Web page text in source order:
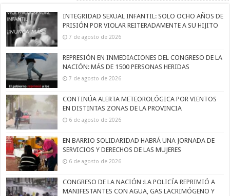
INTEGRIDAD SEXUAL INFANTIL: SOLO OCHO AÑOS DE
PRISIÓN POR VIOLAR REITERADAMENTE A SU HIJITO
7 de agosto de 2026
REPRESIÓN EN INMEDIACIONES DEL CONGRESO DE LA
NACIÓN: MÁS DE 1500 PERSONAS HERIDAS
7 de agosto de 2026
CONTINÚA ALERTA METEOROLÓGICA POR VIENTOS
EN DISTINTAS ZONAS DE LA PROVINCIA
6 de agosto de 2026
EN BARRIO SOLIDARIDAD HABRÁ UNA JORNADA DE
SERVICIOS Y DERECHOS DE LAS MUJERES
6 de agosto de 2026
CONGRESO DE LA NACIÓN :LA POLICÍA REPRIMIÓ A
MANIFESTANTES CON AGUA, GAS LACRIMÓGENO Y